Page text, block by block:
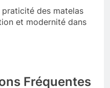
des matelas
et modernité dans
Fréquentes